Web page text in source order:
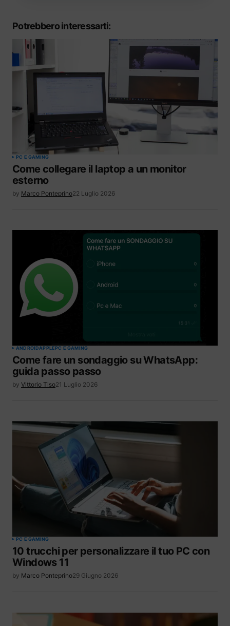
Potrebbero interessarti:
PC E GAMING
Come collegare il laptop a un monitor
esterno
by Marco Ponteprino22 Luglio 2026
ANDROIDAPPLEPC E GAMING
Come fare un sondaggio su WhatsApp:
guida passo passo
by Vittorio Tiso21 Luglio 2026
PC E GAMING
10 trucchi per personalizzare il tuo PC con
Windows 11
by Marco Ponteprino29 Giugno 2026